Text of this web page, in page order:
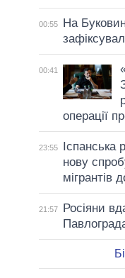
00:55
На
00:41
операції
23:55
Іспанська
нову
мігрантів
21:57
Росіяни